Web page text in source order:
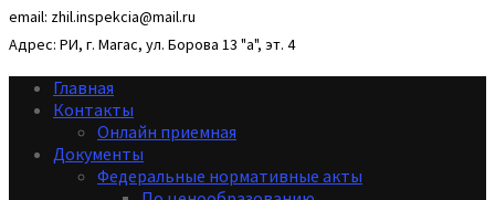
email: zhil.inspekcia@mail.ru
Адрес: РИ, г. Магас, ул. Борова 13 "а", эт. 4
Главная
Контакты
Онлайн приемная
Документы
Федеральные нормативные акты